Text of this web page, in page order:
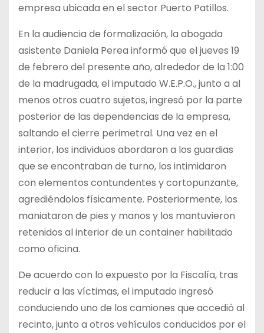
empresa ubicada en el sector Puerto Patillos.
En la audiencia de formalización, la abogada
asistente Daniela Perea informó que el jueves 19
de febrero del presente año, alrededor de la 1:00
de la madrugada, el imputado W.E.P.O., junto a al
menos otros cuatro sujetos, ingresó por la parte
posterior de las dependencias de la empresa,
saltando el cierre perimetral. Una vez en el
interior, los individuos abordaron a los guardias
que se encontraban de turno, los intimidaron
con elementos contundentes y cortopunzante,
agrediéndolos físicamente. Posteriormente, los
maniataron de pies y manos y los mantuvieron
retenidos al interior de un container habilitado
como oficina.
De acuerdo con lo expuesto por la Fiscalía, tras
reducir a las víctimas, el imputado ingresó
conduciendo uno de los camiones que accedió al
recinto, junto a otros vehículos conducidos por el